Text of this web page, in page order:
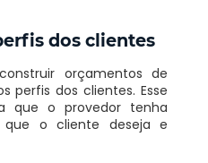
dos clientes
orçamentos de
perfis dos clientes. Esse
que o provedor tenha
que o cliente deseja e